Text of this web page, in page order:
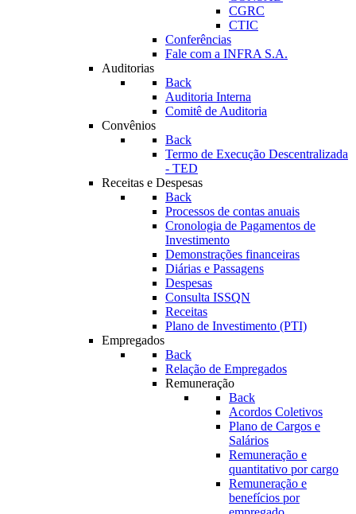
CGRC
CTIC
Conferências
Fale com a INFRA S.A.
Auditorias
Back
Auditoria Interna
Comitê de Auditoria
Convênios
Back
Termo de Execução Descentralizada
- TED
Receitas e Despesas
Back
Processos de contas anuais
Cronologia de Pagamentos de
Investimento
Demonstrações financeiras
Diárias e Passagens
Despesas
Consulta ISSQN
Receitas
Plano de Investimento (PTI)
Empregados
Back
Relação de Empregados
Remuneração
Back
Acordos Coletivos
Plano de Cargos e
Salários
Remuneração e
quantitativo por cargo
Remuneração e
benefícios por